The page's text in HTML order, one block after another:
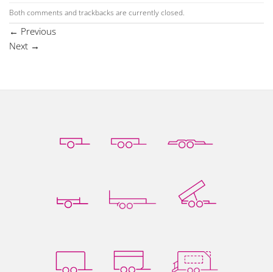
Both comments and trackbacks are currently closed.
← Previous
Next →